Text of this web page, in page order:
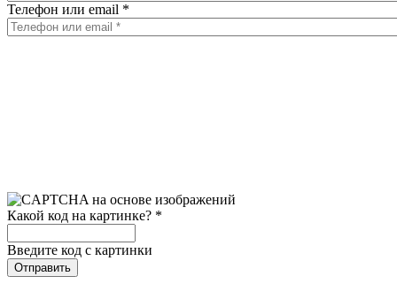
Телефон или email *
Какой код на картинке? *
Введите код с картинки